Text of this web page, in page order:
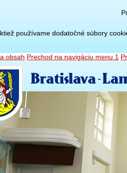
používame dodatočné súbory
obsah Prechod na navigáciu menu 1